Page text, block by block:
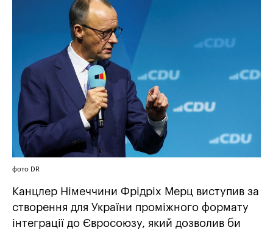
фото DR
Канцлер Німеччини Фрідріх Мерц виступив за
створення для України проміжного формату
інтеграції до Євросоюзу, який дозволив би